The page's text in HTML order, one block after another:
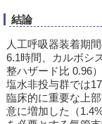
結論
人工呼吸器装着期
6.1時間、カルボシ
整ハザード比 0.96
塩水非投与群では
臨床的に重要な上
意に増加した（